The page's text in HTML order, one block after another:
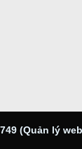
(Quản lý